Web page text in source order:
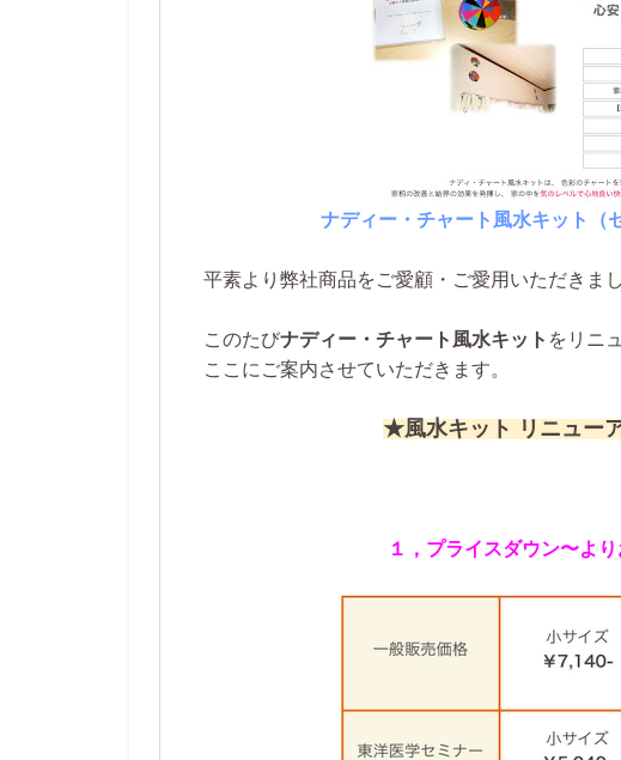
ナディー・チャート風水キット（
平素より弊社商品をご愛顧・ご愛用いただきま
このたびナディー・チャート風水キット をリニ
ここにご案内させていただきます。
★風水キット リニュー
１，プライスダウン〜よ